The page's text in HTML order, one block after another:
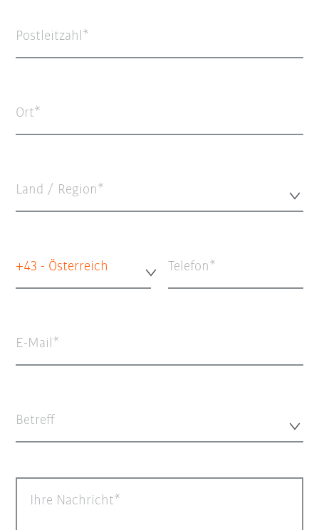
Postleitzahl
Ort
Land / Region*
+43 - Österreich Telefon
E-Mail
Betreff
Ihre Nachricht